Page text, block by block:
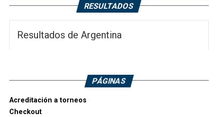
RESULTADOS
Resultados de Argentina
PÁGINAS
Acreditación a torneos
Checkout